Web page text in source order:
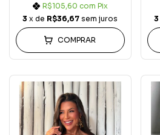
R$105,60 com Pix
3 x de R$36,67 sem juros
COMPRAR
3